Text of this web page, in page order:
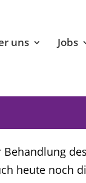
uns Jobs
heute noch